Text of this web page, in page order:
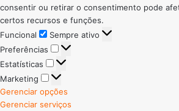
consentir ou retirar o consentimento pode
certos recursos e funções.
Funcional
Funcional
Sempre ativo
Preferências
Preferências
Estatísticas
Estatísticas
Marketing
Marketing
Gerenciar opções
Gerenciar serviços